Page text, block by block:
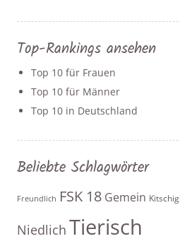
Top-Rankings ansehen
Top 10 für Frauen
Top 10 für Männer
Top 10 in Deutschland
Beliebte Schlagwörter
Freundlich FSK 18 Gemein Kitschig
Niedlich Tierisch